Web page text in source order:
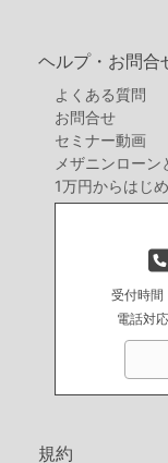
ヘルプ・お問合
よくある質問
お問合せ
セミナー動画
メザニンローン
1万円からはじ
受付時間
電話対
規約